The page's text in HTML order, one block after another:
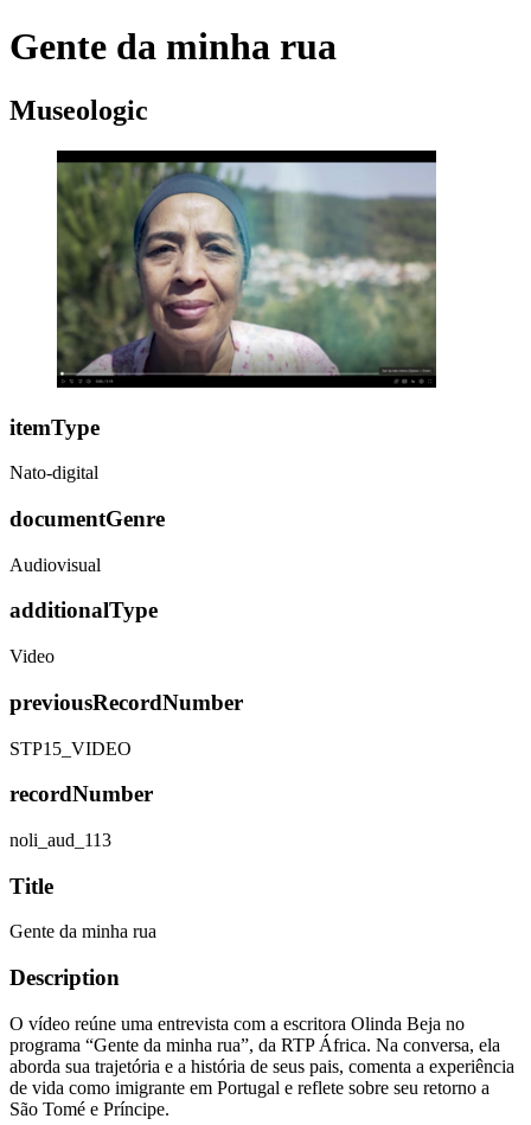
Gente da minha rua
Museologic
itemType
Nato-digital
documentGenre
Audiovisual
additionalType
Video
previousRecordNumber
STP15_VIDEO
recordNumber
noli_aud_113
Title
Gente da minha rua
Description
O vídeo reúne uma entrevista com a escritora Olinda Beja no
programa “Gente da minha rua”, da RTP África. Na conversa, ela
aborda sua trajetória e a história de seus pais, comenta a experiência
de vida como imigrante em Portugal e reflete sobre seu retorno a
São Tomé e Príncipe.